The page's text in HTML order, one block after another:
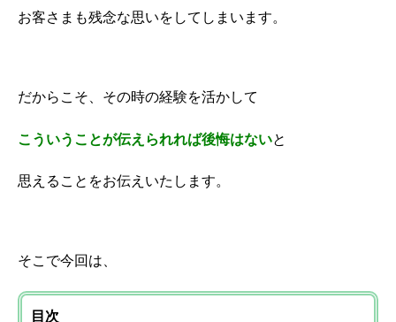
お客さまも残念な思いをしてしまいます。
だからこそ、その時の経験を活かして
こういうことが伝えられれば後悔はないと
思えることをお伝えいたします。
そこで今回は、
目次